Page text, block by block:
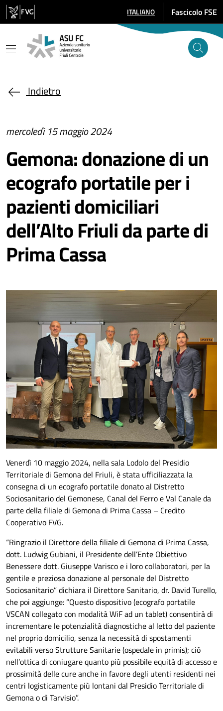
Salta al contenuto principale
SELEZIONE LINGUA: LINGUA
ITALIANO Fascicolo FSE
Indietro
mercoledì 15 maggio 2024
Gemona: donazione di un
ecografo portatile per i
pazienti domiciliari
dell’Alto Friuli da parte di
Prima Cassa
Venerdì 10 maggio 2024, nella sala Lodolo del Presidio
Territoriale di Gemona del Friuli, è stata ufficiliazzata la
consegna di un ecografo portatile donato al Distretto
Sociosanitario del Gemonese, Canal del Ferro e Val Canale da
parte della filiale di Gemona di Prima Cassa – Credito
Cooperativo FVG.
“Ringrazio il Direttore della filiale di Gemona di Prima Cassa,
dott. Ludwig Gubiani, il Presidente dell’Ente Obiettivo
Benessere dott. Giuseppe Varisco e i loro collaboratori, per la
gentile e preziosa donazione al personale del Distretto
Sociosanitario” dichiara il Direttore Sanitario, dr. David Turello,
che poi aggiunge: “Questo dispositivo (ecografo portatile
VSCAN collegato con modalità WiF ad un tablet) consentirà di
incrementare le potenzialità diagnostiche al letto del paziente
nel proprio domicilio, senza la necessità di spostamenti
evitabili verso Strutture Sanitarie (ospedale in primis); ciò
nell’ottica di coniugare quanto più possibile equità di accesso e
prossimità delle cure anche in favore degli utenti residenti nei
centri logisticamente più lontani dal Presidio Territoriale di
Gemona o di Tarvisio”.